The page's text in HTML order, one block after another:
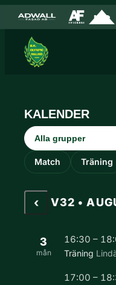
Hoppa till innehåll
innehåll
KALENDER
Grupp
Aktivitetstyp
Match Träning
‹ V32 •
3
mån
16:30 –
Träning
17:00 –